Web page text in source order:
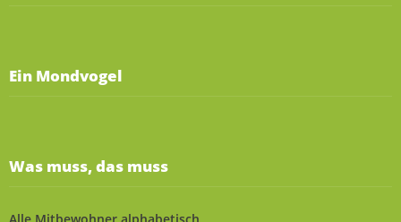
Ein Mondvogel
Was muss, das muss
Alle Mitbewohner alphabetisch